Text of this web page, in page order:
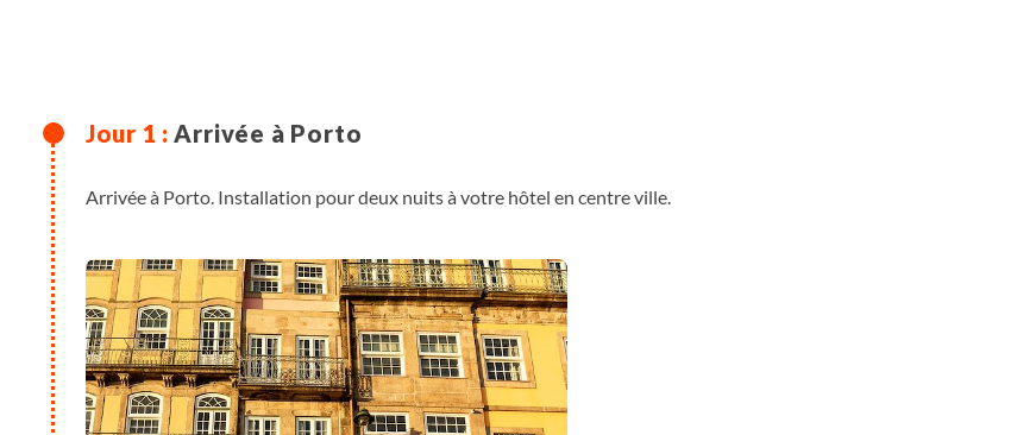
Arrivée à Porto
Arrivée à Porto. Installation pour deux nuits à votre hôtel en centre ville.